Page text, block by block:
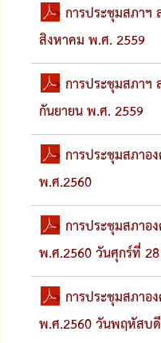
» การประชุมสภา
สิงหาคม พ.ศ. 2559
» การประชุมสภา
กันยายน พ.ศ. 2559
» การประชุมสภา
พ.ศ.2560
» การประชุมสภา
พ.ศ.2560 วันศุกร์ที่
» การประชุมสภา
พ.ศ.2560 วันพฤหัสบ